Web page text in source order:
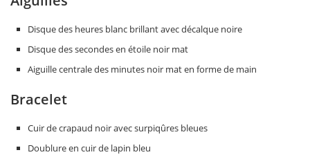
Disque des heures blanc brillant avec décalque noire
Disque des secondes en étoile noir mat
Aiguille centrale des minutes noir mat en forme de main
Bracelet
Cuir de crapaud noir avec surpiqûres bleues
Doublure en cuir de lapin bleu